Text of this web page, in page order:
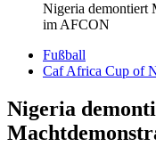
Nigeria demontiert
im AFCON
Fußball
Caf Africa Cup of
Nigeria